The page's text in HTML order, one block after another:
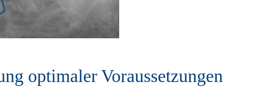
optimaler Voraussetzungen